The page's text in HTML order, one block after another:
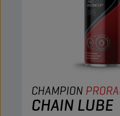
CHAMPION
CHAIN LUBE